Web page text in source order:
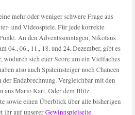
mehr oder weniger schwere Frage aus
und Videospiele. Für jede korrekte
An den Adventssonntagen, Nikolaus
04., 06., 11., 18. und 24. Dezember, gibt es
sich euer Score um ein Vielfaches
also auch Späteinsteiger noch Chancen
Endabrechnung. Vergleichbar mit den
aus Mario Kart. Oder dem Blitz.
sowie einen Überblick über alle bisherigen
ihr auf unsererGewinnspielseite.